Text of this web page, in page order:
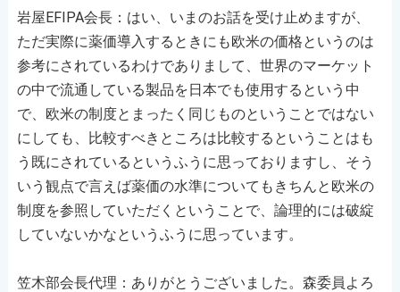
岩屋EFIPA会長：はい、いまのお話を受け止めますが、
ただ実際に薬価導入するときにも欧米の価格というのは
参考にされているわけでありまして、世界のマーケット
の中で流通している製品を日本でも使用するという中
で、欧米の制度とまったく同じものということではない
にしても、比較すべきところは比較するということはも
う既にされているというふうに思っておりますし、そう
いう観点で言えば薬価の水準についてもきちんと欧米の
制度を参照していただくということで、論理的には破綻
していないかなというふうに思っています。
笠木部会長代理：ありがとうございました。森委員よろ